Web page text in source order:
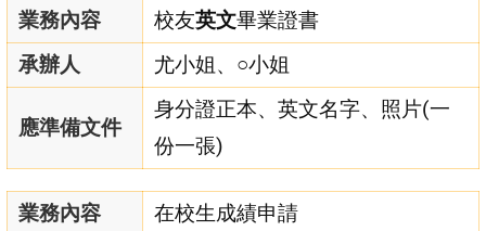
業務內容 校友英文畢業證書
承辦人
尤小姐、○小姐
應準備文件
身分證正本、英文名字、照片(一
份一張)
業務內容 在校生成績申請